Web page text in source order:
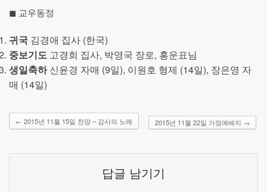
◼︎ 교우동정
귀국 김경애 집사 (한국)
중보기도 고경희 집사, 박영국 장로, 홍운표님
생일축하신윤경 자매 (9일), 이원호 형제 (14일), 장은영 자
매 (14일)
← 2015년 11월 15일 찬양 – 감사의 노래 2015년 11월 22일 가정예배지 →
답글 남기기